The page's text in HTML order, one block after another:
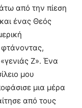
από την πίεση
ένας Θεός
Ζ». Ένα
μου
μια μέρα
από τους